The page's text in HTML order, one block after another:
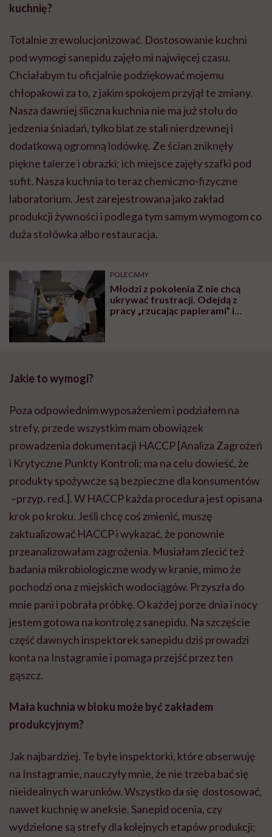
kuchnię?
Totalnie zrewolucjonizować. Dostosowanie kuchni
pod wymogi sanepidu zajęło mi najwięcej czasu.
Chciałabym tu oficjalnie podziękować mojemu
chłopakowi za to, z jakim spokojem przyjął te zmiany.
Nasza dawniej śliczna kuchnia nie ma już stołu do
jedzenia śniadań, tylko blat ze stali nierdzewnej i
dodatkową ogromną lodówkę. Ze ścian zniknęły
piękne talerze i obrazki; ich miejsce zajęły szafki pod
sufit. Nasza kuchnia to teraz chemiczno-fizyczne
laboratorium. Jest zarejestrowana jako zakład
produkcji żywności i podlega tym samym wymogom co
duża stołówka albo restauracja.
POLECAMY
Młodzi z pokolenia Z nie chcą
ukrywać frustracji. Odejdą z
pracy „rzucając papierami” i
Jakie to wymogi?
Poza odpowiednim wyposażeniem i podziałem na
strefy, przede wszystkim mam obowiązek
prowadzenia dokumentacji HACCP [Analiza Zagrożeń
i Krytyczne Punkty Kontroli; ma na celu dowieść, że
produkty spożywcze są bezpieczne dla konsumentów
–przyp. red.]. W HACCP każda procedura jest opisana
krok po kroku. Jeśli chcę coś zmienić, muszę
zaktualizować HACCP i wykazać, że ponownie
przeanalizowałam zagrożenia. Musiałam zlecić też
badania mikrobiologiczne wody w kranie, mimo że
pochodzi ona z miejskich wodociągów. Przyszła do
mnie pani i pobrała próbkę. O każdej porze dnia i nocy
jestem gotowa na kontrolę z sanepidu. Na szczęście
część dawnych inspektorek sanepidu dziś prowadzi
konta na Instagramie i pomaga przejść przez ten
gąszcz.
Mała kuchnia w bloku może być zakładem
produkcyjnym?
Jak najbardziej. Te byłe inspektorki, które obserwuję
na Instagramie, nauczyły mnie, że nie trzeba bać się
nieidealnych warunków. Wszystko da się dostosować,
nawet kuchnię w aneksie. Sanepid ocenia, czy
wydzielone są strefy dla kolejnych etapów produkcji;